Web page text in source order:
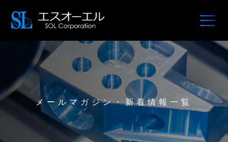
メールマガジン・新着情報一覧